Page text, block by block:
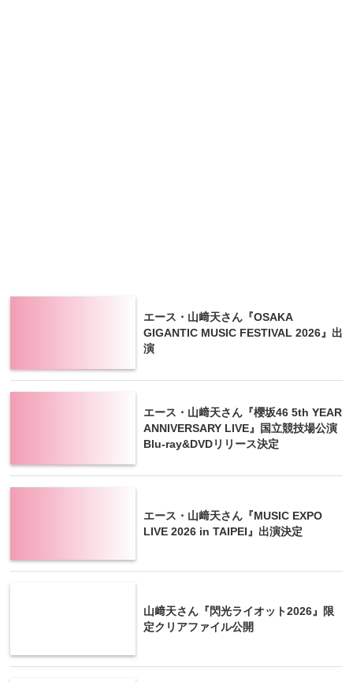
エース・山﨑天さん『OSAKA
GIGANTIC MUSIC FESTIVAL 2026』出
演
エース・山﨑天さん『櫻坂46 5th YEAR
ANNIVERSARY LIVE』国立競技場公演
Blu-ray&DVDリリース決定
エース・山﨑天さん『MUSIC EXPO
LIVE 2026 in TAIPEI』出演決定
山﨑天さん『閃光ライオット2026』限
定クリアファイル公開